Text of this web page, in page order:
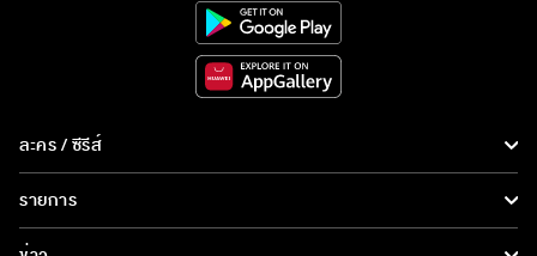
ละคร / ซีรีส์
ละคร/ซีรีส์
ซีรีส์นานาชาติ
รายการ
รายการทั้งหมด